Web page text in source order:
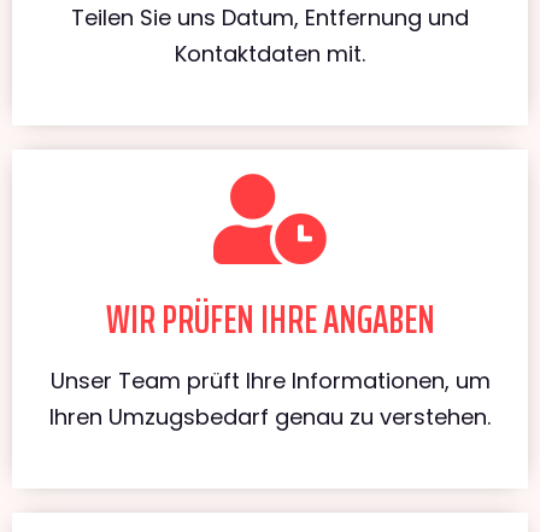
Teilen Sie uns Datum, Entfernung und
Kontaktdaten mit.
WIR PRÜFEN IHRE ANGABEN
Unser Team prüft Ihre Informationen, um
Ihren Umzugsbedarf genau zu verstehen.